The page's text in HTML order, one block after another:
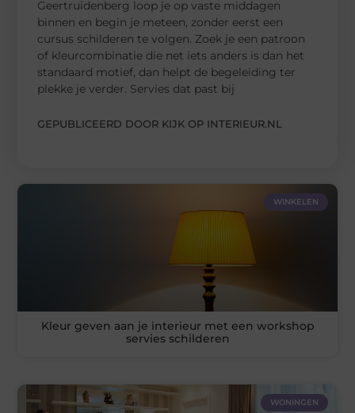
Geertruidenberg loop je op vaste middagen
binnen en begin je meteen, zonder eerst een
cursus schilderen te volgen. Zoek je een patroon
of kleurcombinatie die net iets anders is dan het
standaard motief, dan helpt de begeleiding ter
plekke je verder. Servies dat past bij
GEPUBLICEERD DOOR KIJK OP INTERIEUR.NL
WINKELEN
Kleur geven aan je interieur met een workshop
servies schilderen
WONINGEN